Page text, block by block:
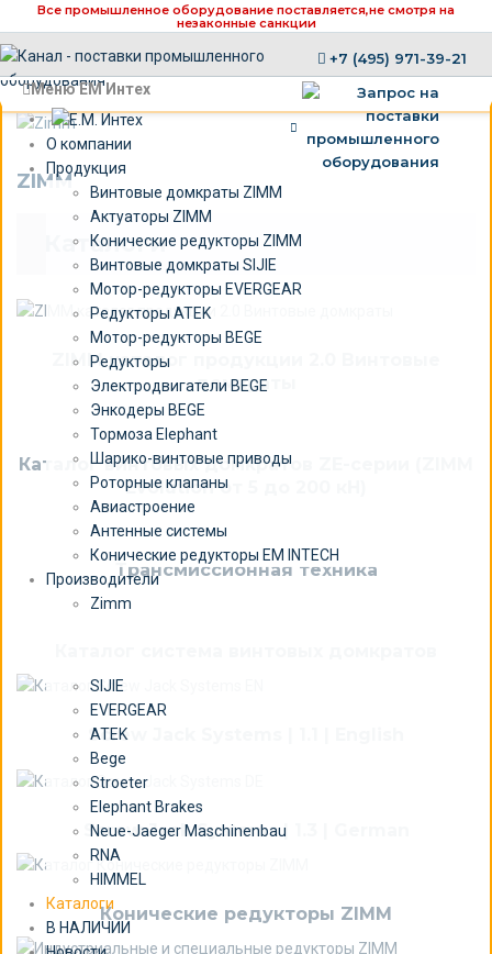
×
Все промышленное оборудование поставляется,не смотря на
незаконные санкции
+7 (495) 971-39-21
Меню ЕМ Интех
О компании
Продукция
Винтовые домкраты ZIMM
Актуаторы ZIMM
Конические редукторы ZIMM
Винтовые домкраты SIJIE
Мотор-редукторы EVERGEAR
Редукторы ATEK
Мотор-редукторы BEGE
Редукторы
Электродвигатели BEGE
Энкодеры BEGE
Тормоза Elephant
Шарико-винтовые приводы
Роторные клапаны
Авиастроение
Антенные системы
Конические редукторы EM INTECH
Производители
Zimm
SIJIE
EVERGEAR
ATEK
Bege
Stroeter
Elephant Brakes
Neue-Jaeger Maschinenbau
RNA
HIMMEL
Каталоги
В НАЛИЧИИ
ZIMM
Каталоги
ZIMM каталог продукции 2.0 Винтовые
домкраты
Каталог винтовых домкратов ZE-серии (ZIMM
Evolution от 5 до 200 кН)
Трансмиссионная техника
Screw Jack Systems | 1.1 | English
Screw Jack Systems | 1.3 | German
Конические редукторы ZIMM